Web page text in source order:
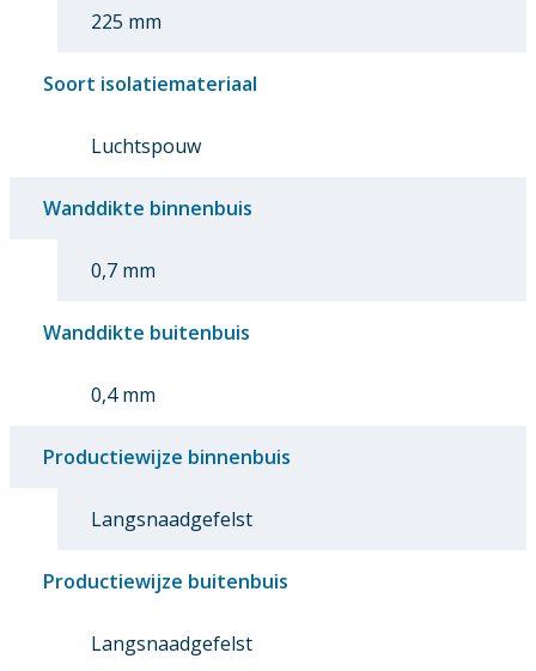
225 mm
Soort isolatiemateriaal
Luchtspouw
Wanddikte binnenbuis
0,7 mm
Wanddikte buitenbuis
0,4 mm
Productiewijze binnenbuis
Langsnaadgefelst
Productiewijze buitenbuis
Langsnaadgefelst